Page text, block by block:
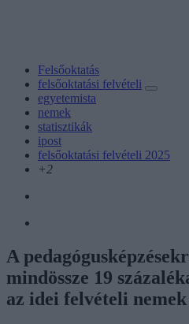
Felsőoktatás
felsőoktatási felvételi
egyetemista
nemek
statisztikák
ipost
felsőoktatási felvételi 2025
+2
A
mindössze 19
az idei felvételi